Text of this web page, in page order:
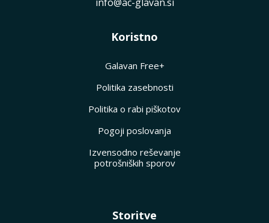
Koristno
Galavan Free+
Politika zasebnosti
Politika o rabi piškotov
Pogoji poslovanja
Izvensodno reševanje
potrošniških sporov
Storitve